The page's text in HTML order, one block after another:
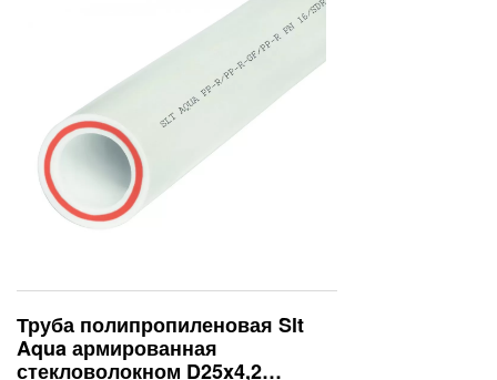
Труба полипропиленовая Slt
Aqua армированная
стекловолокном D25x4,2